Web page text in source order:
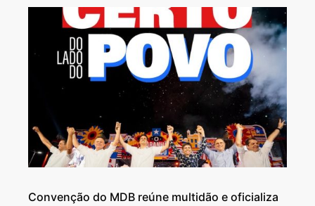
Convenção do MDB reúne multidão e oficializa